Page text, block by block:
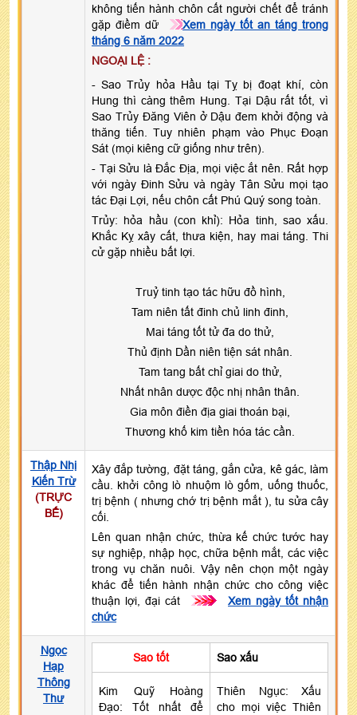
không tiến hành chôn cất người chết để tránh
gặp điềm dữ
Xem ngày tốt an táng trong
tháng 6 năm 2022
NGOẠI LỆ :
- Sao Trủy hỏa Hầu tại Tỵ bị đoạt khí, còn
Hung thì càng thêm Hung. Tại Dậu rất tốt, vì
Sao Trủy Đăng Viên ở Dậu đem khởi động và
thăng tiến. Tuy nhiên phạm vào Phục Đoạn
Sát (mọi kiêng cữ giống như trên).
- Tại Sửu là Đắc Địa, mọi việc ắt nên. Rất hợp
với ngày Đinh Sửu và ngày Tân Sửu mọi tạo
tác Đại Lợi, nếu chôn cất Phú Quý song toàn.
Trủy: hỏa hầu (con khỉ): Hỏa tinh, sao xấu.
Khắc Kỵ xây cất, thưa kiện, hay mai táng. Thi
cử gặp nhiều bất lợi.
Truỷ tinh tạo tác hữu đồ hình,
Tam niên tất đinh chủ linh đinh,
Mai táng tốt tử đa do thử,
Thủ định Dần niên tiện sát nhân.
Tam tang bất chỉ giai do thử,
Nhất nhân dược độc nhị nhân thân.
Gia môn điền địa giai thoán bại,
Thương khố kim tiền hóa tác cần.
Thập Nhị
Kiến Trừ
(TRỰC
BẾ)
Xây đắp tường, đặt táng, gắn cửa, kê gác, làm
cầu. khởi công lò nhuộm lò gốm, uống thuốc,
trị bệnh ( nhưng chớ trị bệnh mắt ), tu sửa cây
cối.
Lên quan nhận chức, thừa kế chức tước hay
sự nghiệp, nhập học, chữa bệnh mắt, các việc
trong vụ chăn nuôi. Vậy nên chọn một ngày
khác để tiến hành nhận chức cho công việc
thuận lợi, đại cát
>>>
Xem ngày tốt nhận
chức
Ngọc
Hạp
Thông
Thư
Sao tốt Sao xấu
Kim Quỹ Hoàng
Đạo: Tốt nhất để
Thiên Ngục: Xấu
cho mọi việc Thiên